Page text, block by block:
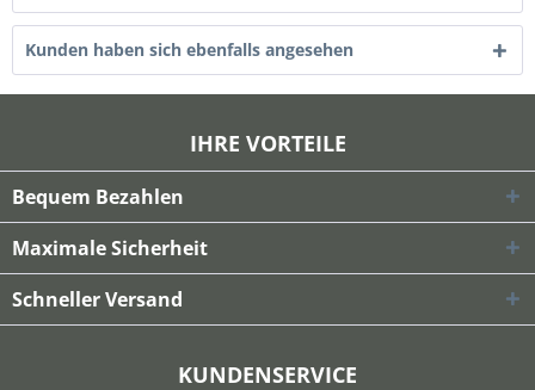
Kunden haben sich ebenfalls angesehen
IHRE VORTEILE
Bequem Bezahlen
Maximale Sicherheit
Schneller Versand
KUNDENSERVICE